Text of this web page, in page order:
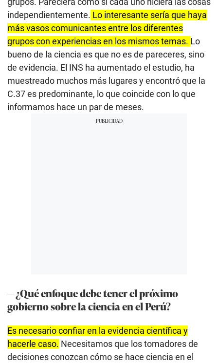
independientemente. Lo interesante sería que haya
más vasos comunicantes entre los diferentes
grupos con experiencias en los mismos temas. Lo
bueno de la ciencia es que no es de pareceres, sino
de evidencia. El INS ha aumentado el estudio, ha
muestreado muchos más lugares y encontró que la
C.37 es predominante, lo que coincide con lo que
informamos hace un par de meses.
— ¿Qué enfoque debe tener el próximo
gobierno sobre la ciencia en el Perú?
Es necesario confiar en la evidencia científica y
hacerle caso. Necesitamos que los tomadores de
decisiones conozcan cómo se hace ciencia en el